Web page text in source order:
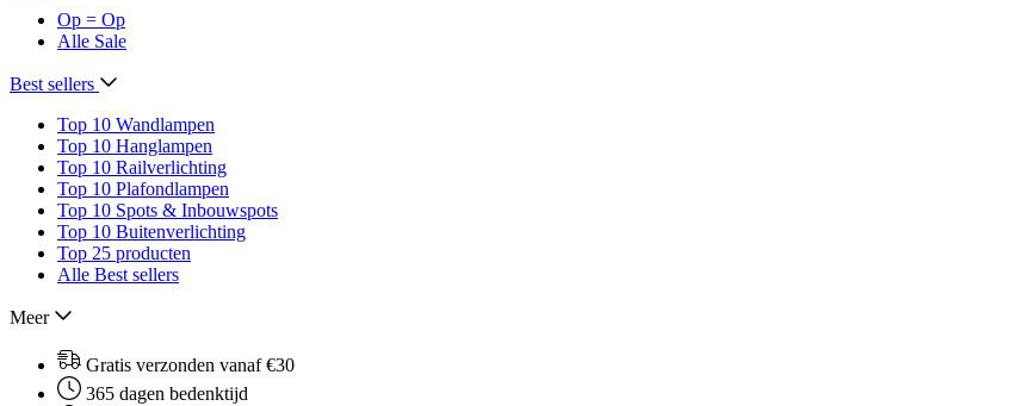
Op = Op
Alle Sale
Best sellers
Top 10 Wandlampen
Top 10 Hanglampen
Top 10 Railverlichting
Top 10 Plafondlampen
Top 10 Spots & Inbouwspots
Top 10 Buitenverlichting
Top 25 producten
Alle Best sellers
Meer
Gratis verzonden vanaf €30
365 dagen bedenktijd